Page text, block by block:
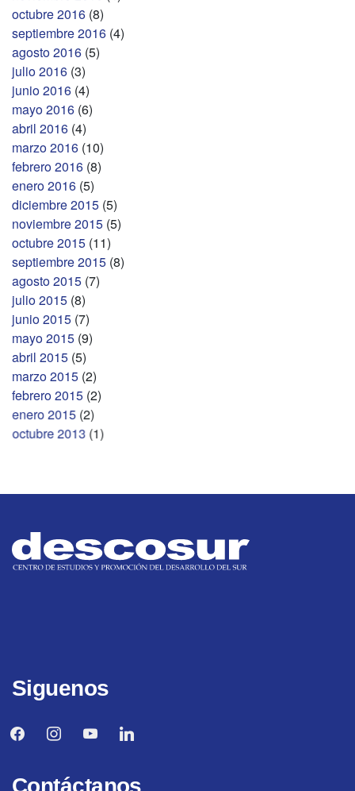
octubre 2016 (8)
septiembre 2016 (4)
agosto 2016 (5)
julio 2016 (3)
junio 2016 (4)
mayo 2016 (6)
abril 2016 (4)
marzo 2016 (10)
febrero 2016 (8)
enero 2016 (5)
diciembre 2015 (5)
noviembre 2015 (5)
octubre 2015 (11)
septiembre 2015 (8)
agosto 2015 (7)
julio 2015 (8)
junio 2015 (7)
mayo 2015 (9)
abril 2015 (5)
marzo 2015 (2)
febrero 2015 (2)
enero 2015 (2)
octubre 2013 (1)
Siguenos
facebookinstagramyoutubelinkedin
Contáctanos